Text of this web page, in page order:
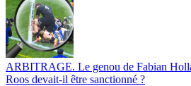
ARBITRAGE. Le genou de Fabian
Roos devait-il être sanctionné ?